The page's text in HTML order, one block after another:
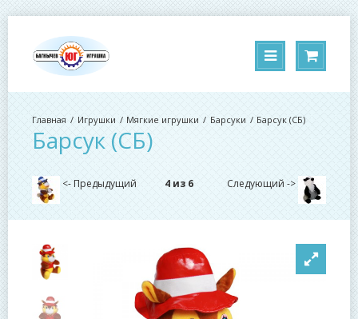
Игрушки Мягкие игрушки Барсуки Барсук (СБ)
Барсук (СБ)
<- Предыдущий 4 из 6 Следующий ->